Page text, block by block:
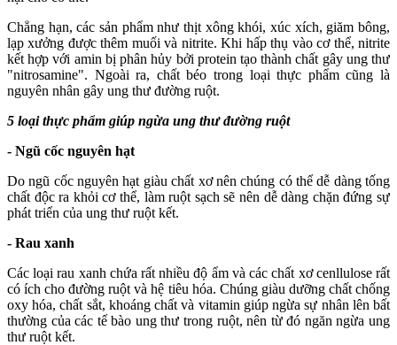
Chẳng hạn, các sản phẩm như thịt xông khói, xúc xích, giăm bông,
lạp xưởng được thêm muối và nitrite. Khi hấp thụ vào cơ thể, nitrite
kết hợp với amin bị phân hủy bởi protein tạo thành chất gây ung thư
"nitrosamine". Ngoài ra, chất béo trong loại thực phẩm cũng là
nguyên nhân gây ung thư đường ruột.
5 loại thực phẩm giúp ngừa ung thư đường ruột
- Ngũ cốc nguyên hạt
Do ngũ cốc nguyên hạt giàu chất xơ nên chúng có thể dễ dàng tống
chất độc ra khỏi cơ thể, làm ruột sạch sẽ nên dễ dàng chặn đứng sự
phát triển của ung thư ruột kết.
- Rau xanh
Các loại rau xanh chứa rất nhiều độ ẩm và các chất xơ cenllulose rất
có ích cho đường ruột và hệ tiêu hóa. Chúng giàu dưỡng chất chống
oxy hóa, chất sắt, khoáng chất và vitamin giúp ngừa sự nhân lên bất
thường của các tế bào ung thư trong ruột, nên từ đó ngăn ngừa ung
thư ruột kết.